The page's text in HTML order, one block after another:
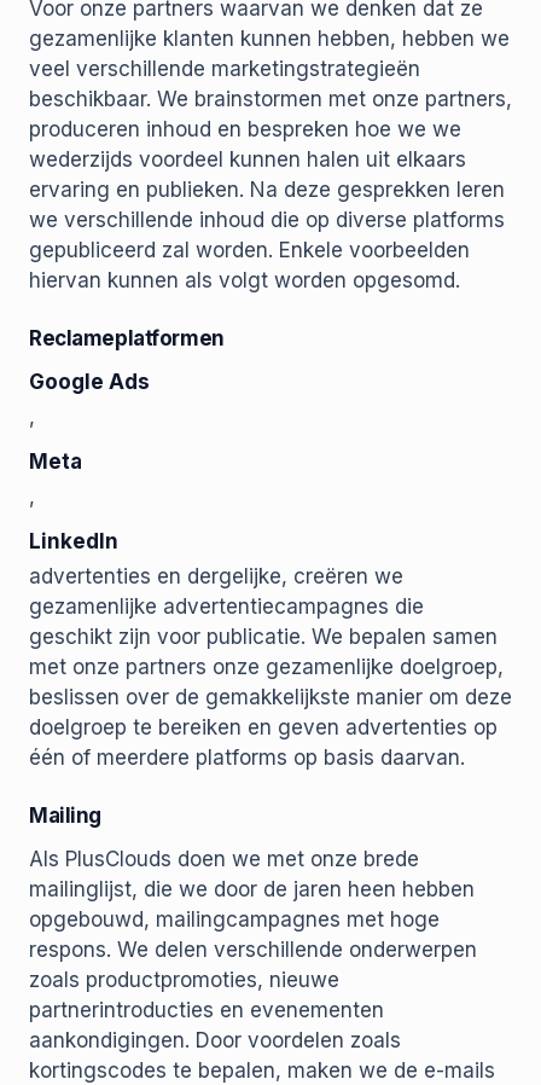
Voor onze partners waarvan we denken dat ze
gezamenlijke klanten kunnen hebben, hebben we
veel verschillende marketingstrategieën
beschikbaar. We brainstormen met onze partners,
produceren inhoud en bespreken hoe we we
wederzijds voordeel kunnen halen uit elkaars
ervaring en publieken. Na deze gesprekken leren
we verschillende inhoud die op diverse platforms
gepubliceerd zal worden. Enkele voorbeelden
hiervan kunnen als volgt worden opgesomd.
Reclameplatformen
Google Ads
,
Meta
,
LinkedIn
advertenties en dergelijke, creëren we
gezamenlijke advertentiecampagnes die
geschikt zijn voor publicatie. We bepalen samen
met onze partners onze gezamenlijke doelgroep,
beslissen over de gemakkelijkste manier om deze
doelgroep te bereiken en geven advertenties op
één of meerdere platforms op basis daarvan.
Mailing
Als PlusClouds doen we met onze brede
mailinglijst, die we door de jaren heen hebben
opgebouwd, mailingcampagnes met hoge
respons. We delen verschillende onderwerpen
zoals productpromoties, nieuwe
partnerintroducties en evenementen
aankondigingen. Door voordelen zoals
kortingscodes te bepalen, maken we de e-mails